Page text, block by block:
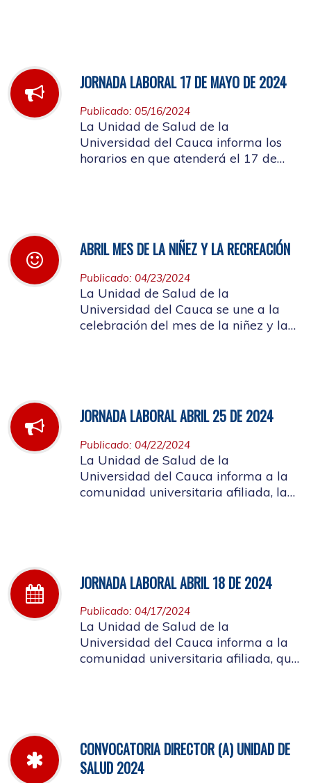
JORNADA LABORAL 17 DE MAYO DE 2024
Publicado: 05/16/2024
La Unidad de Salud de la
Universidad del Cauca informa los
horarios en que atenderá el 17 de
ABRIL MES DE LA NIÑEZ Y LA RECREACIÓN
Publicado: 04/23/2024
La Unidad de Salud de la
Universidad del Cauca se une a la
celebración del mes de la niñez y la
JORNADA LABORAL ABRIL 25 DE 2024
Publicado: 04/22/2024
La Unidad de Salud de la
Universidad del Cauca informa a la
comunidad universitaria afiliada, la
JORNADA LABORAL ABRIL 18 DE 2024
Publicado: 04/17/2024
La Unidad de Salud de la
Universidad del Cauca informa a la
comunidad universitaria afiliada, que
CONVOCATORIA DIRECTOR (A) UNIDAD DE
SALUD 2024